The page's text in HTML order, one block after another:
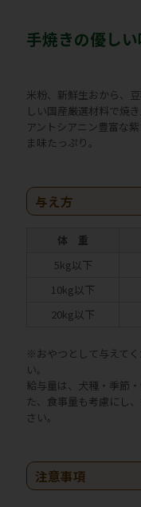
手焼きの優し
米粉、新鮮生おから、
しい国産厳選材料で焼き
アントシアニン豊富な
ま味たっぷり。
与え方
体 重
5kg以下
10kg以下
20kg以下
※おやつとして与えて
い。
給与量は、犬種・季節
た、食事量も考慮にし
さい。
注意事項